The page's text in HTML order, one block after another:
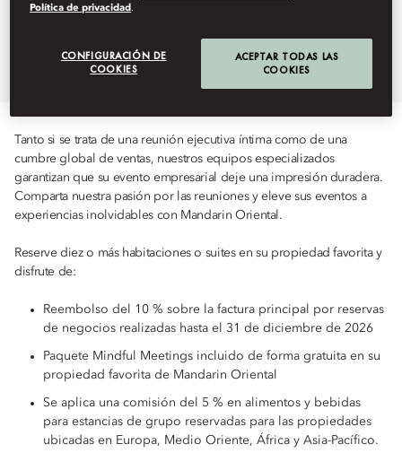
nivel en Mandarin Oriental:
Ahorre hasta un 10 %.
Tanto si se trata de una reunión ejecutiva íntima como de una
cumbre global de ventas, nuestros equipos especializados
garantizan que su evento empresarial deje una impresión duradera.
Comparta nuestra pasión por las reuniones y eleve sus eventos a
experiencias inolvidables con Mandarin Oriental.
Reserve diez o más habitaciones o suites en su propiedad favorita y
disfrute de:
Reembolso del 10 % sobre la factura principal por reservas
de negocios realizadas hasta el 31 de diciembre de 2026
Paquete Mindful Meetings incluido de forma gratuita en su
propiedad favorita de Mandarin Oriental
Se aplica una comisión del 5 % en alimentos y bebidas
para estancias de grupo reservadas para las propiedades
ubicadas en Europa, Medio Oriente, África y Asia-Pacífico.
Política de privacidad .
CONFIGURACIÓN DE
COOKIES
ACEPTAR TODAS LAS
COOKIES